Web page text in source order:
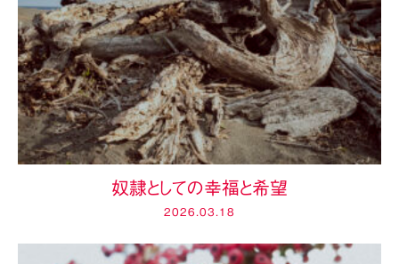
奴隷としての幸福と希望
2026.03.18